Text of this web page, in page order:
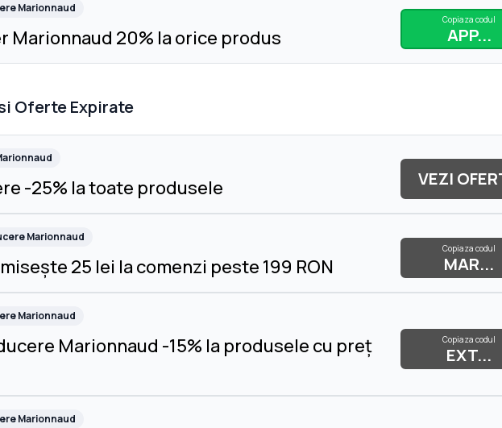
Marionnaud
Marionnaud 20% la orice produs
Copiaza codul
APP...
Oferte Expirate
-25% la toate produsele VEZI
Marionnaud
25 lei la comenzi peste 199 RON
Copiaza codul
MAR...
Marionnaud
Marionnaud -15% la produsele cu preț
Copiaza codul
EXT...
Marionnaud